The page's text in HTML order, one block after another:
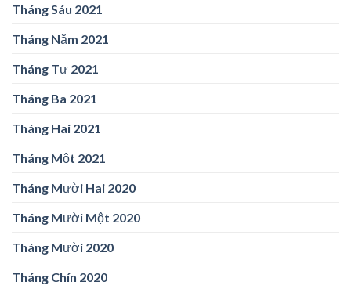
Tháng Sáu 2021
Tháng Năm 2021
Tháng Tư 2021
Tháng Ba 2021
Tháng Hai 2021
Tháng Một 2021
Tháng Mười Hai 2020
Tháng Mười Một 2020
Tháng Mười 2020
Tháng Chín 2020